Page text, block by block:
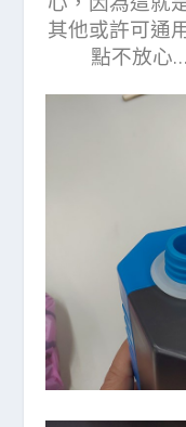
其他或許可通
點不放心